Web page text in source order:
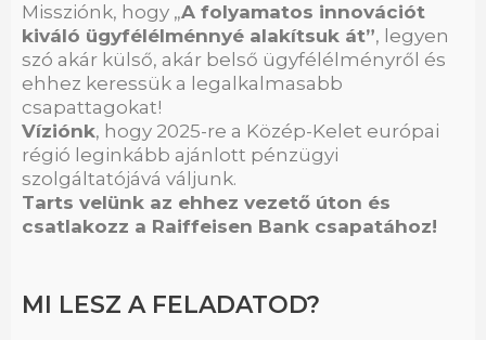
Missziónk, hogy „A folyamatos innovációt
kiváló ügyfélélménnyé alakítsuk át”, legyen
szó akár külső, akár belső ügyfélélményről és
ehhez keressük a legalkalmasabb
csapattagokat!
Víziónk, hogy 2025-re a Közép-Kelet európai
régió leginkább ajánlott pénzügyi
szolgáltatójává váljunk.
Tarts velünk az ehhez vezető úton és
csatlakozz a Raiffeisen Bank csapatához!
MI LESZ A FELADATOD?